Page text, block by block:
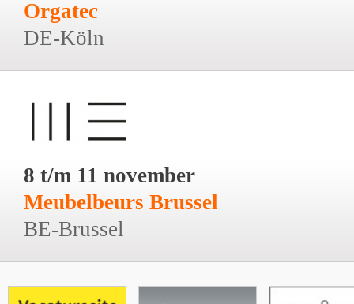
Orgatec
DE-Köln
8 t/m 11 november
Meubelbeurs Brussel
BE-Brussel